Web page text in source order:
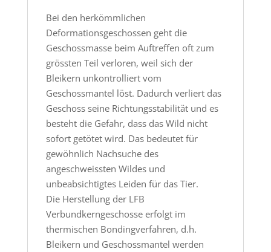
Bei den herkömmlichen
Deformationsgeschossen geht die
Geschossmasse beim Auftreffen oft zum
grössten Teil verloren, weil sich der
Bleikern unkontrolliert vom
Geschossmantel löst. Dadurch verliert das
Geschoss seine Richtungsstabilität und es
besteht die Gefahr, dass das Wild nicht
sofort getötet wird. Das bedeutet für
gewöhnlich Nachsuche des
angeschweissten Wildes und
unbeabsichtigtes Leiden für das Tier.
Die Herstellung der LFB
Verbundkerngeschosse erfolgt im
thermischen Bondingverfahren, d.h.
Bleikern und Geschossmantel werden